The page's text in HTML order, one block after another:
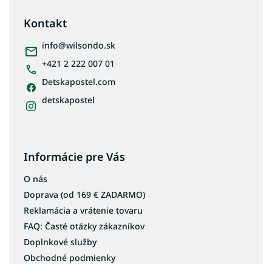
Kontakt
info@wilsondo.sk
+421 2 222 007 01
Detskapostel.com
detskapostel
Informácie pre Vás
O nás
Doprava (od 169 € ZADARMO)
Reklamácia a vrátenie tovaru
FAQ: Časté otázky zákazníkov
Doplnkové služby
Obchodné podmienky